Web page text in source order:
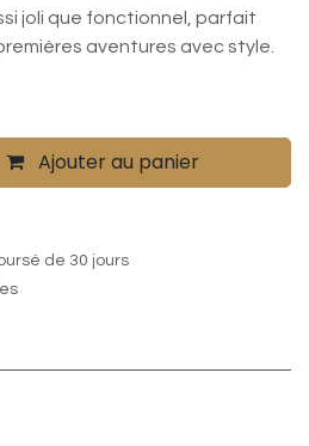
joli que fonctionnel, parfait
aventures avec style.
Ajouter au panier
de 30 jours